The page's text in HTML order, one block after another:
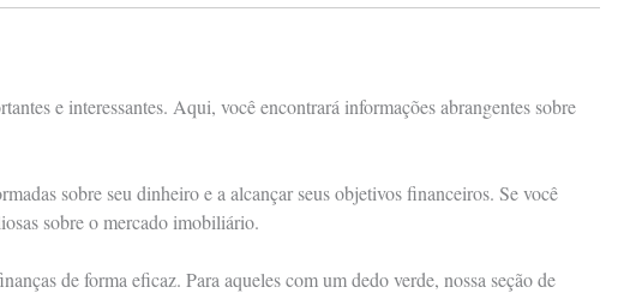
e interessantes. Aqui, você encontrará informações abrangentes sobre
sobre seu dinheiro e a alcançar seus objetivos financeiros. Se você
sobre o mercado imobiliário.
de forma eficaz. Para aqueles com um dedo verde, nossa seção de